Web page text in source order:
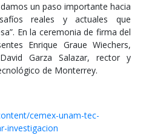
un paso importante hacia
reales y actuales que
En la ceremonia de firma del
Enrique Graue Wiechers,
Garza Salazar, rector y
de Monterrey.
cemex-unam-tec-
investigacion